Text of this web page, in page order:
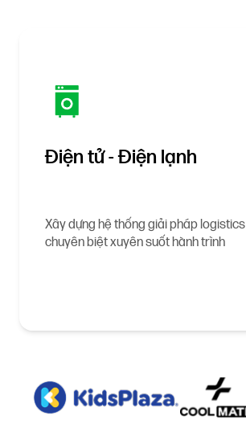
Điện tử - Điện lạnh
Xây dựng hệ thống giải pháp logistics
chuyên biệt xuyên suốt hành trình